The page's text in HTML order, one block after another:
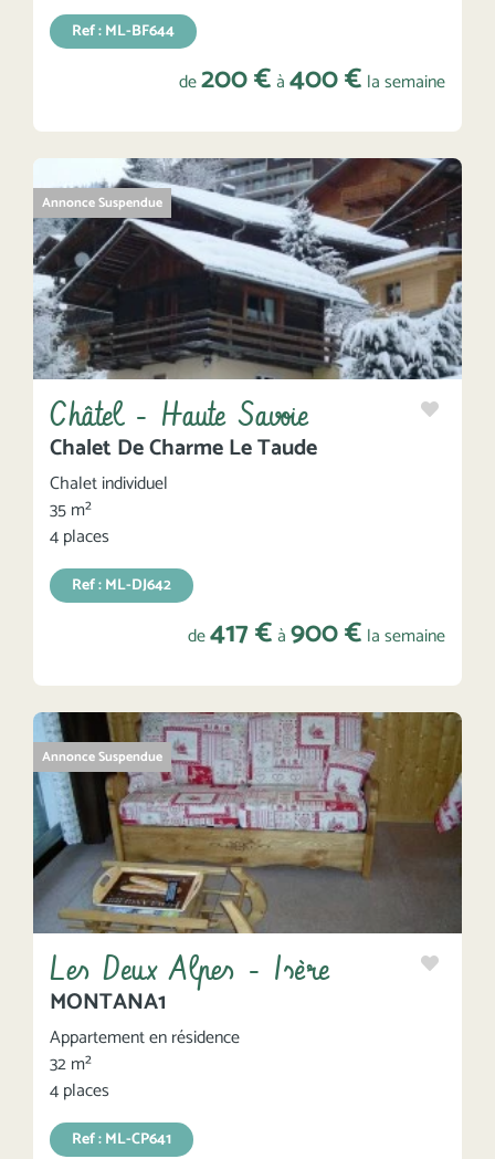
Ref : ML-BF644
de200 €à400 € la semaine
Annonce Suspendue
Châtel - Haute Savoie
Chalet De Charme Le Taude
Chalet individuel
35 m²
4 places
Ref : ML-DJ642
de417 €à900 € la semaine
Annonce Suspendue
Les Deux Alpes - Isère
MONTANA1
Appartement en résidence
32 m²
4 places
Ref : ML-CP641